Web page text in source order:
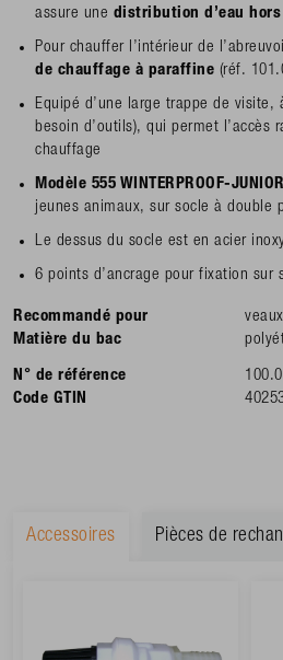
assure une distribution d’eau
Pour chauffer l’intérieur de
de chauffage à paraffine (réf.
Equipé d’une large trappe de
besoin d’outils), qui permet l’accès
chauffage
Modèle 555 WINTERPROOF-JUNIOR
jeunes animaux, sur socle à double
Le dessus du socle est en acier
6 points d’ancrage pour fixation sur
Recommandé pour
Matière du bac
N° de référence
Code GTIN
Accessoires Pièces de